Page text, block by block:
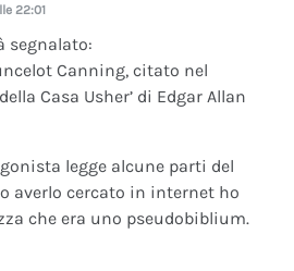
22:01
segnalato:
Canning, citato nel
Casa Usher’ di Edgar Allan
legge alcune parti del
averlo cercato in internet ho
che era uno pseudobiblium.